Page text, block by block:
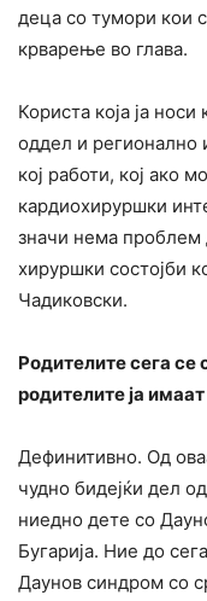
деца со тумори кои
крварење во глава.
Користа која ја
оддел и регионално
кој работи, кој ако
кардиохируршки
значи нема проблем
хируршки состојби
Чадиковски.
Родителите сега се
родителите ја
Дефинитивно. Од
чудно бидејќи дел
ниедно дете со
Бугарија. Ние до
Даунов синдром со